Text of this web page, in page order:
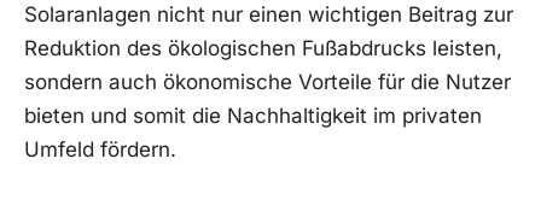
Solaranlagen nicht nur einen‌ wichtigen Beitrag zur
Reduktion des ökologischen Fußabdrucks‌ leisten,
sondern auch ökonomische Vorteile für ⁢die Nutzer
bieten und somit die Nachhaltigkeit im‍ privaten
Umfeld fördern.